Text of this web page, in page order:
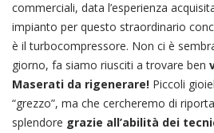
commerciali, data l’esperienza
impianto per questo straordinario
è il turbocompressore. Non ci è
giorno, fa siamo riusciti a trovare ben
Maserati da rigenerare! Piccoli
“grezzo”, ma che cercheremo di
splendore grazie all’abilità dei